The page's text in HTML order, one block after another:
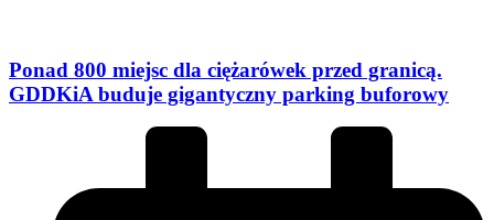
Ponad 800 miejsc dla ciężarówek przed granicą.
GDDKiA buduje gigantyczny parking buforowy